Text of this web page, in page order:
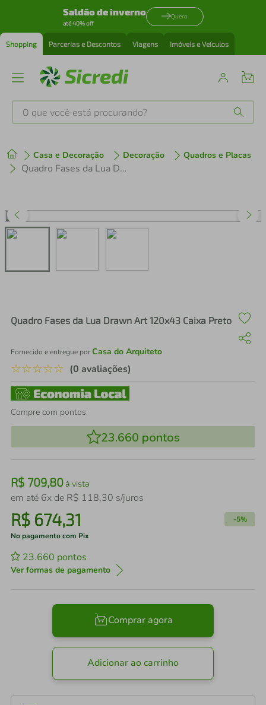
Saldão de inverno
até 40% off
Quero
Shopping Parcerias e Descontos Viagens Imóveis e Veículos
O que você está procurando?
Casa e Decoração Decoração Quadros e Placas
Quadro Fases da Lua Drawn Art 120x43 Caixa Preto
Quadro Fases da Lua Drawn Art 120x43 Caixa Preto
Fornecido e entregue porCasa do Arquiteto
☆☆☆☆☆ (0 avaliações)
Compre com pontos:
23.660 pontos
R$ 709,80à vista
em até 6x de R$ 118,30 s/juros
R$ 674,31 -5%
No pagamento com Pix
23.660 pontos
Ver formas de pagamento
Comprar agora
Adicionar ao carrinho
1º tenis
perfume